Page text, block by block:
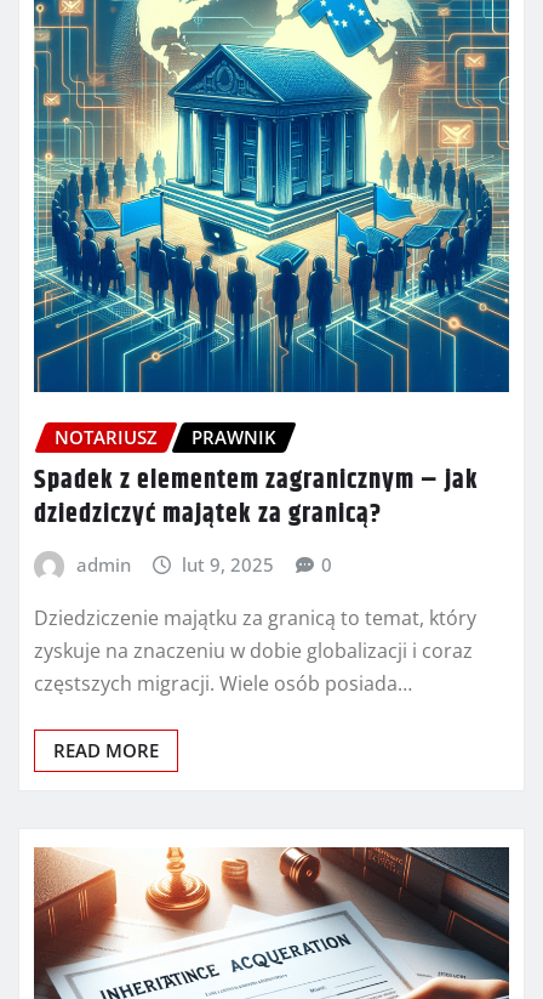
NOTARIUSZ PRAWNIK
Spadek z elementem zagranicznym – jak
dziedziczyć majątek za granicą?
admin lut 9, 2025 0
Dziedziczenie majątku za granicą to temat, który
zyskuje na znaczeniu w dobie globalizacji i coraz
częstszych migracji. Wiele osób posiada…
READ MORE